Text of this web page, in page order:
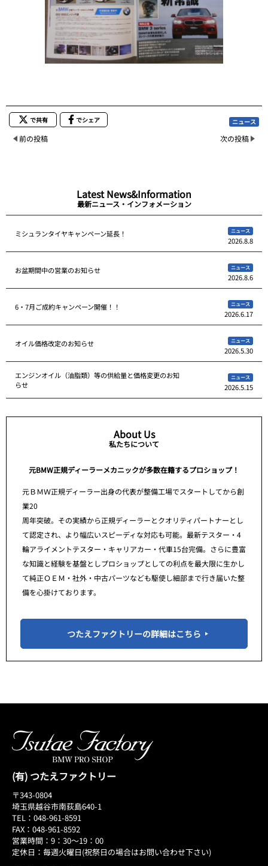
で共有 でシェア ニュース
前の投稿 次の投稿
Latest News&Information
最新ニュース・インフォメーション
ミシュランタイヤキャンペーン延長！ ニュース
2026.8.8
お盆期間中の営業のお知らせ ニュース
2026.8.6
6・7月ご成約キャンペーン開催！！ ニュース
2026.6.17
オイル価格改定のお知らせ ニュース
2026.5.30
エンジンオイル（油脂類）等の供給量と価格変更のお知
らせ
ニュース
2026.5.15
About Us
私たちについて
元BMW正規ディーラーメカニックが多数在籍するプロショップ！
元ＢＭＷ正規ディーラー出身の代表が整備工場でスタートしてから創
業20
周年突破。その実績から正規ディーラーとクオリティパートナーとし
て認定され、より幅広いスピーディな対応も可能。最新テスター・4
輪アライメントテスター・キャリアカー・代車15台完備。さらに豊富
な知識と経験を基盤としプロショップとしての利点を最大限に生かし
て純正ＯＥＭ・社外・中古パーツなども駆使し細部まで行き届いた整
備を心掛けております。
つたえファクトリーの詳細はこちら
(有) つたえファクトリー
〒343-0804
埼玉県越谷市南荻島640-1
TEL：048-961-8591
FAX：048-961-8592
営業時間：9：30～19：00
定休日：毎週火曜日(祝祭日の場合はお問い合わせ下さい)